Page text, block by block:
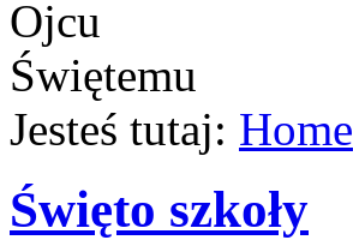
Jesteś tutaj: Home
Święto szkoły